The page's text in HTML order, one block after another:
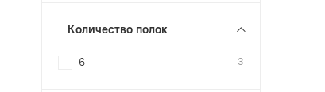
Количество полок
6 3